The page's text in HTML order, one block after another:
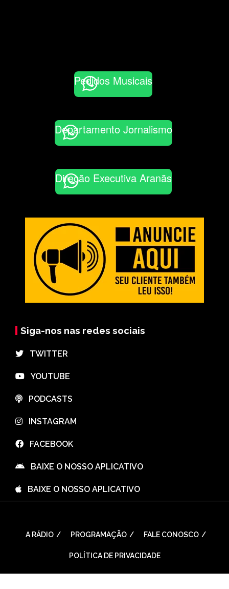
Pedidos Musicais
Departamento Jornalismo
Direção Executiva Aranãs
Siga-nos nas redes sociais
⠀TWITTER
⠀YOUTUBE
⠀PODCASTS
⠀INSTAGRAM
⠀FACEBOOK
⠀BAIXE O NOSSO APLICATIVO
⠀BAIXE O NOSSO APLICATIVO
A RÁDIO PROGRAMAÇÃO FALE CONOSCO
POLÍTICA DE PRIVACIDADE